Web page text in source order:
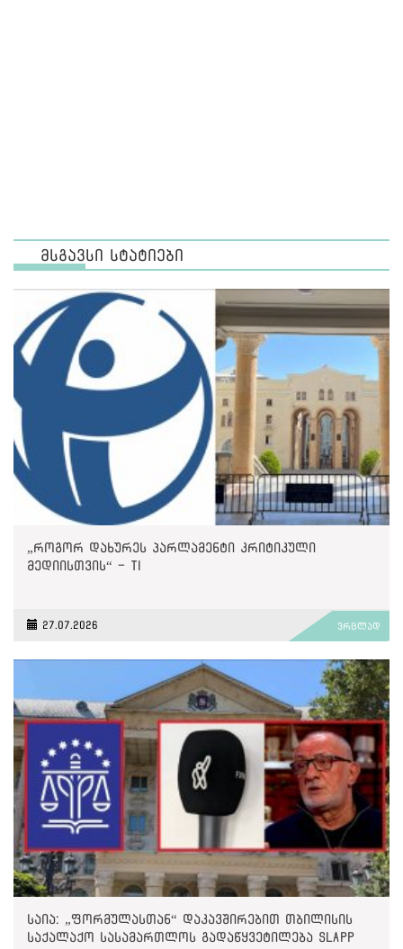
მსგავსი სტატიები
„როგორ დახურეს პარლამენტი კრიტიკული
მედიისთვის“ - TI
27.07.2026 ვრცლად
საია: „ფორმულასთან“ დაკავშირებით თბილისის
საქალაქო სასამართლოს გადაწყვეტილება SLAPP